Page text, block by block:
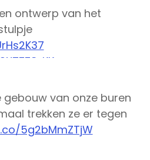
ontwerp van het
March 15, 2016
gebouw van onze buren
trekken ze er tegen
5g2bMmZTjW